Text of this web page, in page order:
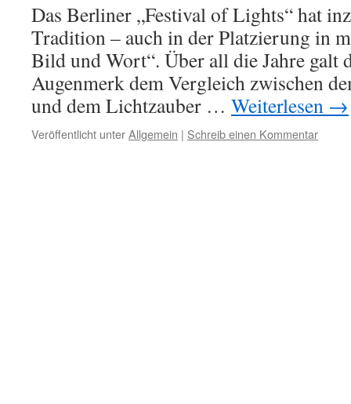
Das Berliner „Festival of Lights“ hat
Tradition – auch in der Platzierung in
Bild und Wort“. Über all die Jahre galt
Augenmerk dem Vergleich zwischen
und dem Lichtzauber … Weiterlesen →
Veröffentlicht unterAllgemein | Schreib einen Kommentar